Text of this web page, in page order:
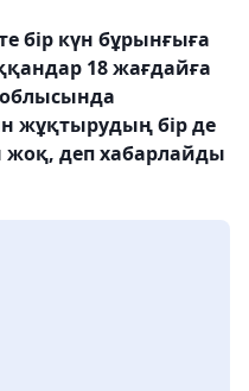
бір күн бұрынғыға
18 жағдайға
облысында
жұқтырудың бір де
жоқ, деп хабарлайды